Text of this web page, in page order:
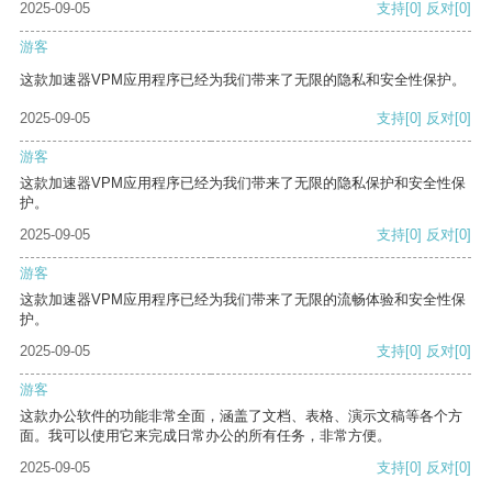
2025-09-05
支持[0] 反对[0]
游客
这款加速器VPM应用程序已经为我们带来了无限的隐私和安全性保护。
2025-09-05 支持[0] 反对[0]
游客
这款加速器VPM应用程序已经为我们带来了无限的隐私保护和安全性保
护。
2025-09-05
支持[0] 反对[0]
游客
这款加速器VPM应用程序已经为我们带来了无限的流畅体验和安全性保
护。
2025-09-05
支持[0] 反对[0]
游客
这款办公软件的功能非常全面，涵盖了文档、表格、演示文稿等各个方
面。我可以使用它来完成日常办公的所有任务，非常方便。
2025-09-05
支持[0] 反对[0]